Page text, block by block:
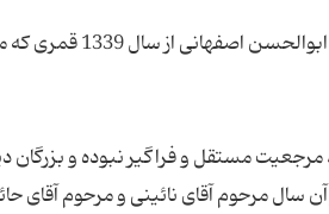
مرحوم آیت الله
مرجعیت مستقل و فراگیر نبوده و بزرگان
قمری که در آن سال مرحوم آقای نائینی و